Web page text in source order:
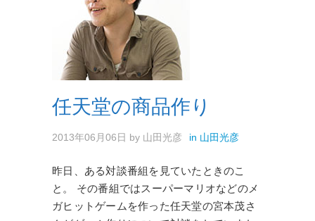
任天堂の商品作り
2013年06月06日 by 山田光彦 in 山田光彦
昨日、ある対談番組を見ていたときのこ
と。 その番組ではスーパーマリオなどのメ
ガヒットゲームを作った任天堂の宮本茂さ